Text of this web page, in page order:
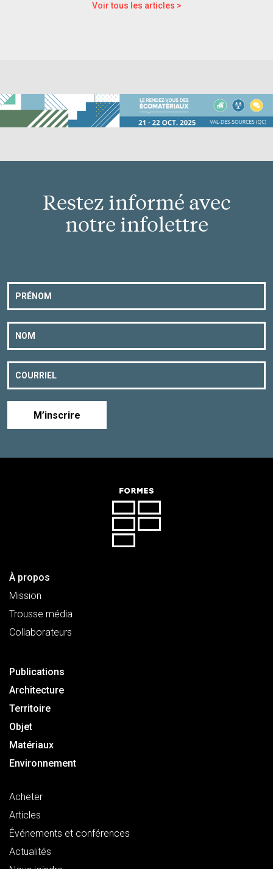
Voir tous les articles >
Restez informé avec
notre infolettre
M’inscrire
À propos
Mission
Trousse média
Collaborateurs
Publications
Architecture
Territoire
Objet
Matériaux
Environnement
Acheter
Articles
Événements et conférences
Actualités